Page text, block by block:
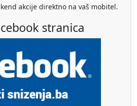
akcije direktno na vaš mobitel.
stranica